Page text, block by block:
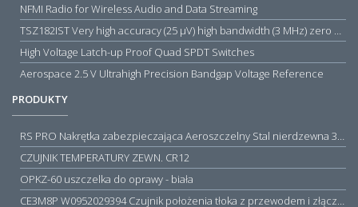
NFMI Radio for Wireless Audio and Data Streaming
TSZ182IST Very high accuracy (25 µV) high bandwidth (3 MHz) zero drift 5 V operational amplifiers
High Voltage Latch-up Proof Quad SPDT Switches
Aerospace 2.5 V Ultrahigh Precision Bandgap Voltage Reference
PRODUKTY
RS PRO Nakrętka zabezpieczająca Aeroszczelny Stal nierdzewna 316 Zwykłe
CZUJNIK TEMPERATURY ZEWN. CR12
OPKZ-60 uszczelka do oprawy - biała
CE3M8P W0952029394 Czujnik położenia tłoka z przewodem i złączem M8, PNP NO, 10...30VDC, 100mA, METALWORK, METAL WORK jak MZT1-0